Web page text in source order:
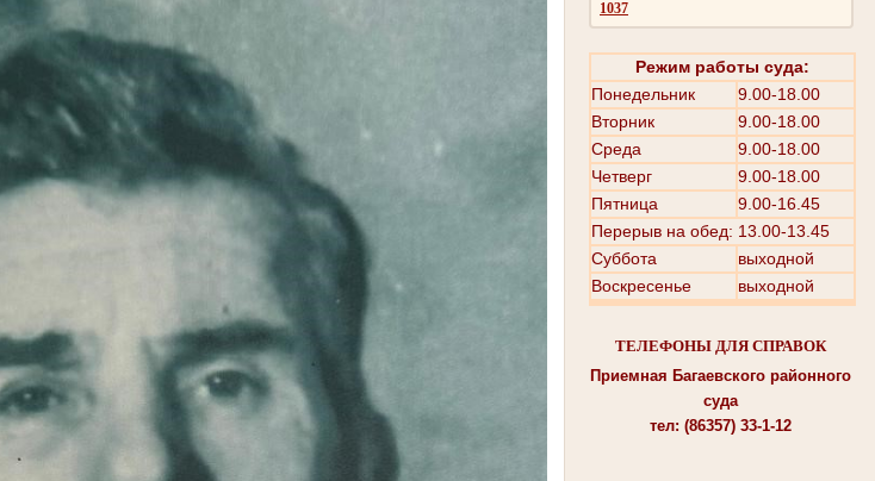
1037
Режим работы суда:
Понедельник
9.00-18.00
Вторник
9.00-18.00
Среда
9.00-18.00
Четверг
9.00-18.00
Пятница
9.00-16.45
Перерыв на обед: 13.00-13.45
Суббота
выходной
Воскресенье
выходной
ТЕЛЕФОНЫ ДЛЯ СПРАВОК
Приемная Багаевского районного
суда
тел: (86357) 33-1-12